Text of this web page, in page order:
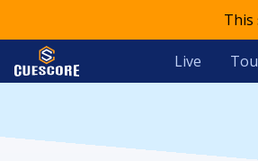
This
Live